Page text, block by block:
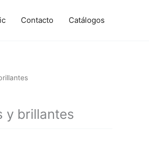
Contacto Catálogos
y brillantes